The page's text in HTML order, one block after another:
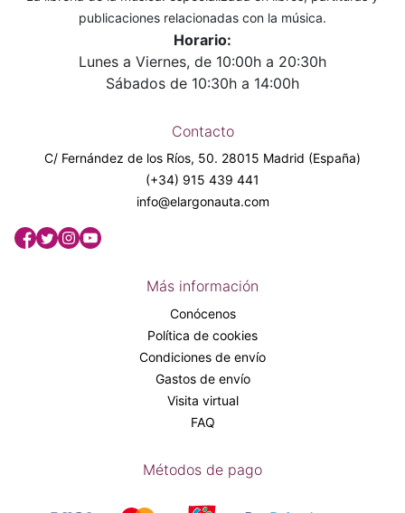
publicaciones relacionadas con la música.
Horario:
Lunes a Viernes, de 10:00h a 20:30h
Sábados de 10:30h a 14:00h
Contacto
C/ Fernández de los Ríos, 50. 28015 Madrid (España)
(+34) 915 439 441
info@elargonauta.com
Más información
Conócenos
Política de cookies
Condiciones de envío
Gastos de envío
Visita virtual
FAQ
Métodos de pago